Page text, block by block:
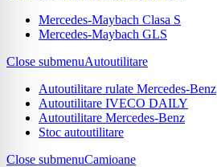
Mercedes-Maybach Clasa S
Mercedes-Maybach GLS
Close submenuAutoutilitare
Autoutilitare rulate Mercedes-Benz
Autoutilitare IVECO DAILY
Autoutilitare Mercedes-Benz
Stoc autoutilitare
Close submenuCamioane